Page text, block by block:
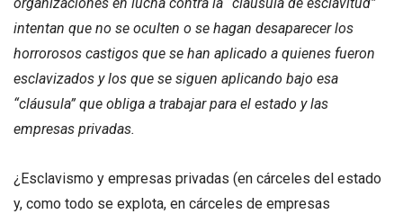
intentan que no se oculten o se hagan desaparecer los
horrorosos castigos que se han aplicado a quienes fueron
esclavizados y los que se siguen aplicando bajo esa
“cláusula” que obliga a trabajar para el estado y las
empresas privadas.
¿Esclavismo y empresas privadas (en cárceles del estado
y, como todo se explota, en cárceles de empresas